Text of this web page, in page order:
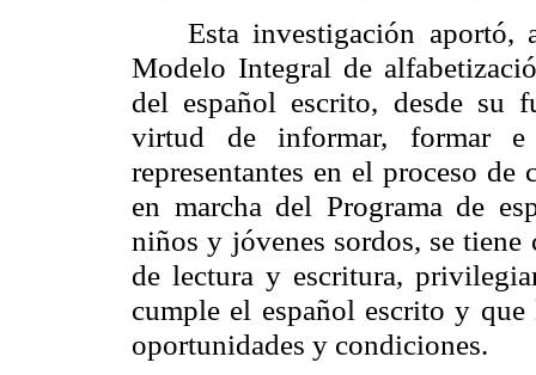
Esta investigación aportó,
Modelo Integral de
del español escrito, desde su
virtud de informar, formar
representantes en el proceso
en marcha del Programa de
niños y jóvenes sordos, se
de lectura y escritura,
cumple el español escrito y
oportunidades y condiciones.